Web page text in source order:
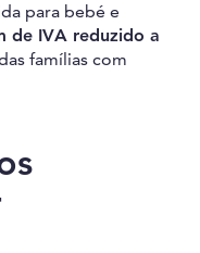
para bebé e
de IVA reduzido a
famílias com